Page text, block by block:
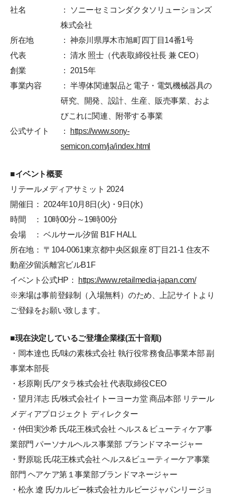
社名
： ソニーセミコンダクタソリューションズ
株式会社
所在地
： 神奈川県厚⽊市旭町四丁⽬14番1号
代表
： 清⽔ 照⼠（代表取締役社⻑ 兼 CEO）
創業
： 2015年
事業内容
： 半導体関連製品と電⼦・電気機械器具の
研究、開発、設計、⽣産、販売事業、およ
びこれに関連、附帯する事業
公式サイト
：
https://www.sony-
semicon.com/ja/index.html
■イベント概要
リテールメディアサミット 2024
開催日： 2024年10月8日(火)・9日(水)
時間 ： 10時00分～19時00分
会場 ： ベルサール汐留 B1F HALL
所在地： 〒104-0061東京都中央区銀座 8丁目21-1 住友不
動産汐留浜離宮ビルB1F
イベント公式HP：
https://www.retailmedia-japan.com/
※来場は事前登録制（入場無料）のため、上記サイトより
ご登録をお願い致します。
■現在決定しているご登壇企業様(五十音順)
・岡本達也 氏/味の素株式会社 執行役常務食品事業本部 副
事業本部長
・杉原剛 氏/アタラ株式会社 代表取締役CEO
・望月洋志 氏/株式会社イトーヨーカ堂 商品本部 リテール
メディアプロジェクト ディレクター
・仲田実沙希 氏/花王株式会社 ヘルス＆ビューティケア事
業部門 パーソナルヘルス事業部 ブランドマネージャー
・野原聡 氏/花王株式会社 ヘルス&ビューティーケア事業
部門 ヘアケア第１事業部ブランドマネージャー
・松永 遼 氏/カルビー株式会社カルビージャパンリージョ